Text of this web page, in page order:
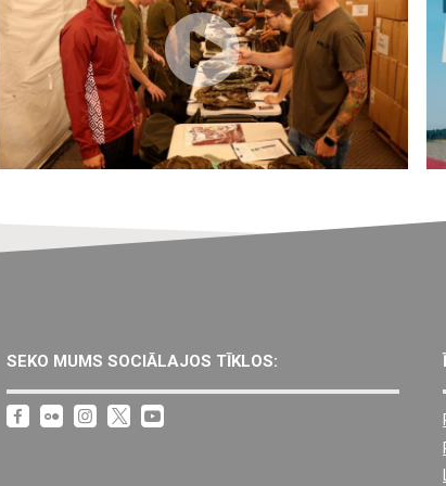
SEKO MUMS SOCIĀLAJOS TĪKLOS:
Footer